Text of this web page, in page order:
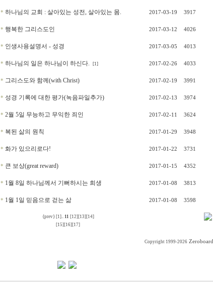
* 하나님의 교회 : 살아있는 성전, 살아있는 몸. 2017-03-19 3917
* 행복한 그리스도인 2017-03-12 4026
* 인생사용설명서 - 성경 2017-03-05 4013
* 하나님의 일은 하나님이 하신다. [1] 2017-02-26 4033
* 그리스도와 함께(with Christ) 2017-02-19 3991
* 성경 기록에 대한 평가(녹음파일추가) 2017-02-13 3974
* 2월 5일 무능하고 무익한 죄인 2017-02-11 3624
* 복된 삶의 원칙 2017-01-29 3948
* 화가 있으리로다! 2017-01-22 3731
* 큰 보상(great reward) 2017-01-15 4352
* 1월 8일 하나님께서 기뻐하시는 희생 2017-01-08 3813
* 1월 1일 믿음으로 걷는 삶 2017-01-08 3598
{prev} [1].. 11 [12] [13] [14]
[15] [16] [17]
Copyright 1999-2026 Zeroboard